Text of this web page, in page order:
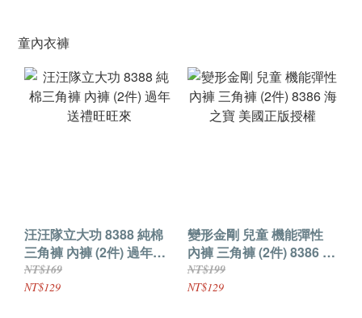
童內衣褲
汪汪隊立大功 8388 純棉
三角褲 內褲 (2件) 過年送
禮旺旺來
NT$169
NT$129
變形金剛 兒童 機能彈性
內褲 三角褲 (2件) 8386 海
之寶 美國正版授權
NT$199
NT$129